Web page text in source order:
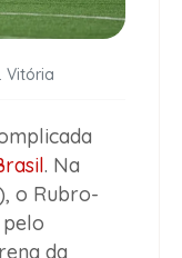
Vitória
. Na
o Rubro-
da